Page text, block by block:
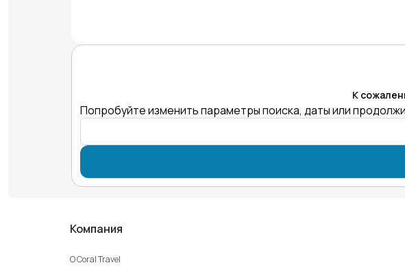
К
Попробуйте изменить параметры поиска, даты или
Компания
О Coral Travel